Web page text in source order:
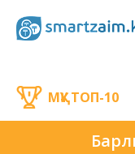
МҚҰ ТОП-10